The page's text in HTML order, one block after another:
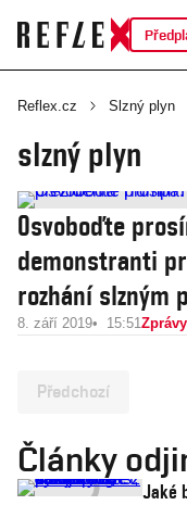
Reflex.cz Slzný plyn
slzný plyn
Osvoboďte
demonstranti
rozhání slzným
8. září 2019 15:51Zprávy
Předchozí
Články
Jaké